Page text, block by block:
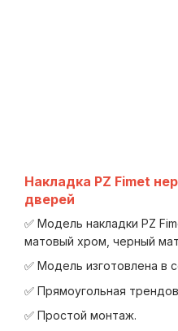
Накладка PZ Fimet
дверей
✅ Модель накладки PZ
матовый хром, черный
✅ Модель изготовлена в
✅ Прямоугольная
✅ Простой монтаж.